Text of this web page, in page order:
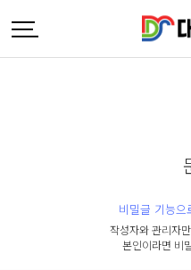
비밀글 기능으
작성자와 관리자
본인이라면 비